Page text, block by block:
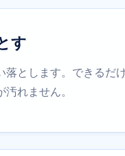
す
とします。できるだ
れません。